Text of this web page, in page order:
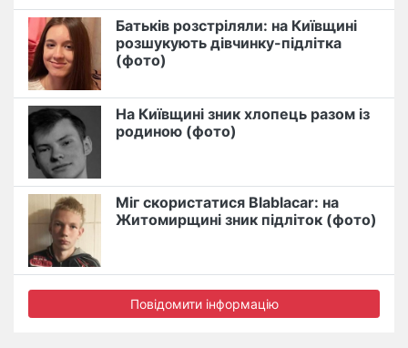
Батьків розстріляли: на Київщині
розшукують дівчинку-підлітка
(фото)
На Київщині зник хлопець разом із
родиною (фото)
Міг скористатися Blablacar: на
Житомирщині зник підліток (фото)
Повідомити інформацію